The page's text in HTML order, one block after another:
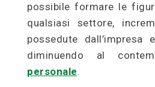
possibile formare le
qualsiasi settore,
possedute dall’impresa
diminuendo al
personale.